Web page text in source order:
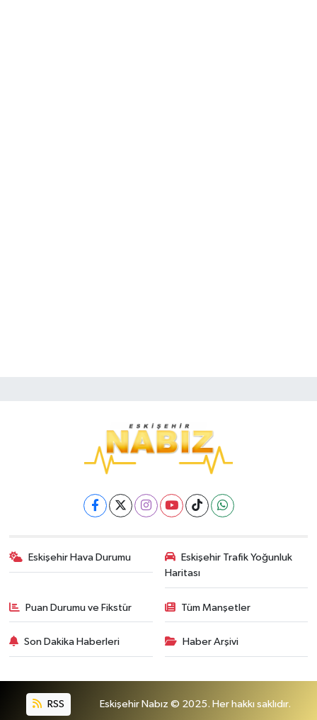
Eskişehir Hava Durumu
Eskişehir Trafik Yoğunluk
Haritası
Puan Durumu ve Fikstür Tüm Manşetler
Son Dakika Haberleri Haber Arşivi
RSS Eskişehir Nabız © 2025. Her hakkı saklıdır.